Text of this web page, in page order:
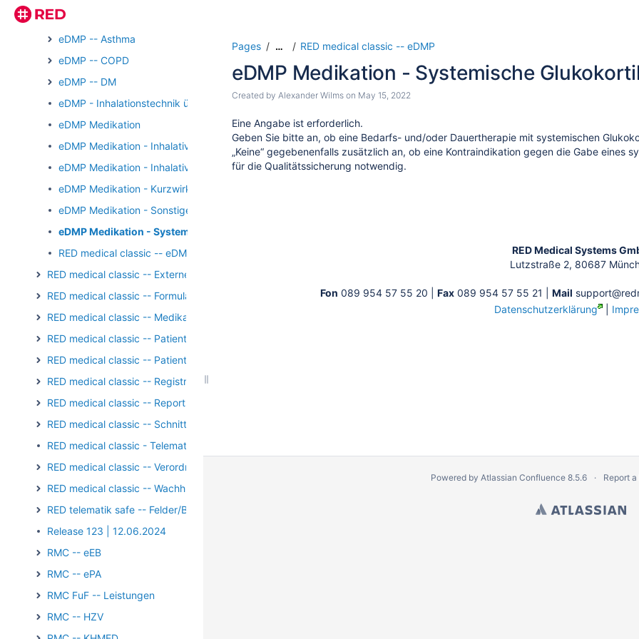
RED medical classic -- eDMP
eDMP -- Asthma
eDMP -- COPD
eDMP -- DM
eDMP - Inhalationstechnik überprüft
eDMP Medikation
eDMP Medikation - Inhalative Glukokortikosteroide
eDMP Medikation - Inhalative langwirksame Beta-2-Sympathomimetika
eDMP Medikation - Kurzwirksame inhalative Beta-2-Sympathomimetika
eDMP Medikation - Sonstige asthmaspezifische Medikation
eDMP Medikation - Systemische Glukokortikosteroide
RED medical classic -- eDMP - Erstelldatum
RED medical classic -- Externe Kommunikation
RED medical classic -- Formulare
RED medical classic -- Medikation
RED medical classic -- Patientengruppen
RED medical classic -- Patienten und Episoden
RED medical classic -- Registrierung/Login
RED medical classic -- Reports und Auswertungen
RED medical classic -- Schnittstellen
RED medical classic - Telematik - Kartenterminal - PIN-Operationen
RED medical classic -- Verordnungen
RED medical classic -- Wachhund
RED telematik safe -- Felder/Bilder
Release 123 | 12.06.2024
RMC -- eEB
RMC -- ePA
RMC FuF -- Leistungen
RMC -- HZV
Pages … RED medical classic -- eDMP
eDMP Medikation - Systemische
Created by Alexander Wilms on May 15, 2022
Eine Angabe ist erforderlich.
Geben Sie bitte an, ob eine Bedarfs- und/oder Dauertherapie mit systemischen
„Keine“ gegebenenfalls zusätzlich an, ob eine Kontraindikation gegen die Gabe eines
für die Qualitätssicherung notwendig.
RED Medical Systems
Lutzstraße 2, 80687
Fon 089 954 57 55 20 | Fax089 954 57 55 21 | Mail
Datenschutzerklärung |
Powered by Atlassian Confluence 8.5.6 Report a